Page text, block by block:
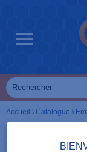
Accueil \ Catalogue \